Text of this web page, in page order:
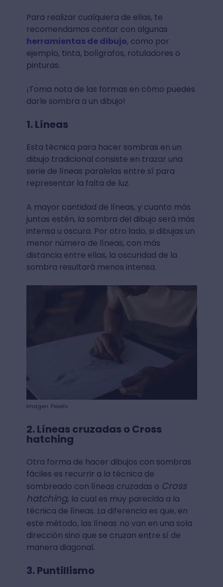
Para realizar cualquiera de ellas, te
recomendamos contar con algunas
herramientas de dibujo, como por
ejemplo, tinta, bolígrafos, rotuladores o
pinturas.
¡Toma nota de las formas en cómo puedes
darle sombra a un dibujo!
1. Líneas
Esta técnica para hacer sombras en un
dibujo tradicional consiste en trazar una
serie de líneas paralelas entre sí para
representar la falta de luz.
A mayor cantidad de líneas, y cuanto más
juntas estén, la sombra del dibujo será más
intensa u oscura. Por otro lado, si dibujas un
menor número de líneas, con más
distancia entre ellas, la oscuridad de la
sombra resultará menos intensa.
Imagen: Pexels
2. Líneas cruzadas o Cross
hatching
Otra forma de hacer dibujos con sombras
fáciles es recurrir a la técnica de
sombreado con líneas cruzadas o Cross
hatching, la cual es muy parecida a la
técnica de líneas. La diferencia es que, en
este método, las líneas no van en una sola
dirección sino que se cruzan entre sí de
manera diagonal.
3. Puntillismo